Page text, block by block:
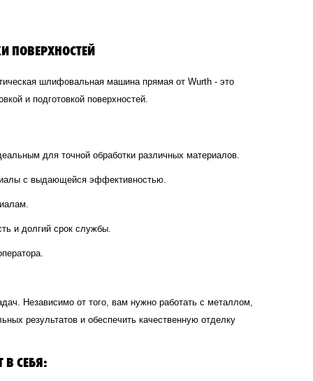
ПОВЕРХНОСТЕЙ
шлифовальная машина прямая от Wurth - это
и подготовкой поверхностей.
для точной обработки различных материалов.
с выдающейся эффективностью.
и долгий срок службы.
Независимо от того, вам нужно работать с металлом,
результатов и обеспечить качественную отделку
СЕБЯ: